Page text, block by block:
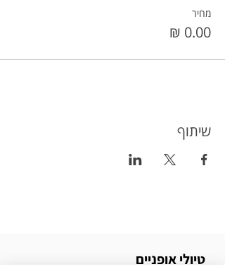
מחיר
שיתוף
טיולי אופניים